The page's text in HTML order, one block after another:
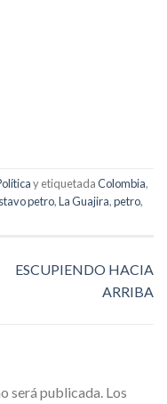
y etiquetadaColombia,
petro,La Guajira,petro,
ESCUPIENDO HACIA
ARRIBA
será publicada. Los